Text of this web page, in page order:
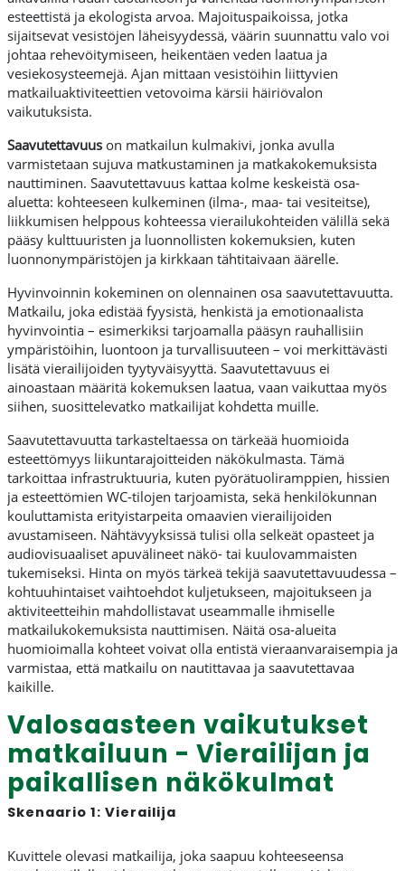
esteettistä ja ekologista arvoa. Majoituspaikoissa, jotka
sijaitsevat vesistöjen läheisyydessä, väärin suunnattu valo voi
johtaa rehevöitymiseen, heikentäen veden laatua ja
vesiekosysteemejä. Ajan mittaan vesistöihin liittyvien
matkailuaktiviteettien vetovoima kärsii häiriövalon
vaikutuksista.
Saavutettavuus on matkailun kulmakivi, jonka avulla
varmistetaan sujuva matkustaminen ja matkakokemuksista
nauttiminen. Saavutettavuus kattaa kolme keskeistä osa-
aluetta: kohteeseen kulkeminen (ilma-, maa- tai vesiteitse),
liikkumisen helppous kohteessa vierailukohteiden välillä sekä
pääsy kulttuuristen ja luonnollisten kokemuksien, kuten
luonnonympäristöjen ja kirkkaan tähtitaivaan äärelle.
Hyvinvoinnin kokeminen on olennainen osa saavutettavuutta.
Matkailu, joka edistää fyysistä, henkistä ja emotionaalista
hyvinvointia – esimerkiksi tarjoamalla pääsyn rauhallisiin
ympäristöihin, luontoon ja turvallisuuteen – voi merkittävästi
lisätä vierailijoiden tyytyväisyyttä. Saavutettavuus ei
ainoastaan määritä kokemuksen laatua, vaan vaikuttaa myös
siihen, suosittelevatko matkailijat kohdetta muille.
Saavutettavuutta tarkasteltaessa on tärkeää huomioida
esteettömyys liikuntarajoitteiden näkökulmasta. Tämä
tarkoittaa infrastruktuuria, kuten pyörätuoliramppien, hissien
ja esteettömien WC-tilojen tarjoamista, sekä henkilökunnan
kouluttamista erityistarpeita omaavien vierailijoiden
avustamiseen. Nähtävyyksissä tulisi olla selkeät opasteet ja
audiovisuaaliset apuvälineet näkö- tai kuulovammaisten
tukemiseksi. Hinta on myös tärkeä tekijä saavutettavuudessa –
kohtuuhintaiset vaihtoehdot kuljetukseen, majoitukseen ja
aktiviteetteihin mahdollistavat useammalle ihmiselle
matkailukokemuksista nauttimisen. Näitä osa-alueita
huomioimalla kohteet voivat olla entistä vieraanvaraisempia ja
varmistaa, että matkailu on nautittavaa ja saavutettavaa
kaikille.
Valosaasteen vaikutukset
matkailuun - Vierailijan ja
paikallisen näkökulmat
Skenaario 1: Vierailija
Kuvittele olevasi matkailija, joka saapuu kohteeseensa